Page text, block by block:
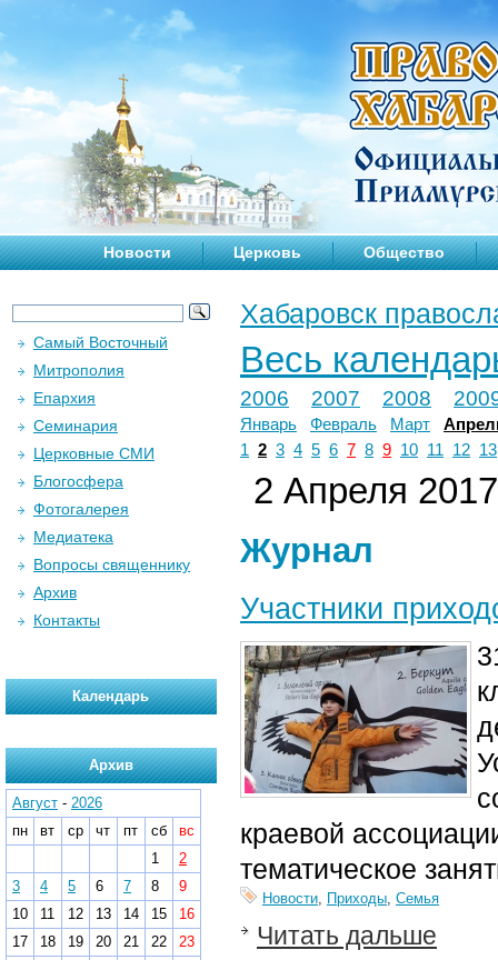
Новости Церковь Общество
Хабаровск
Весь
2006 2007 2008
Январь Февраль Март
1 2 3 4 5 6 7 8 9 10 11 12 13
2 Апреля 2017
Журнал
Участники
краевой
тематическое
Новости, Приходы, Семья
Читать дальше
Самый Восточный
Митрополия
Епархия
Семинария
Церковные СМИ
Блогосфера
Фотогалерея
Медиатека
Вопросы священнику
Архив
Контакты
Календарь
Архив
Август - 2026
пн
вт ср чт пт сб
вс
1
2
3
4 5 6 7 8
9
10
11 12 13 14 15
16
17
18 19 20 21 22
23